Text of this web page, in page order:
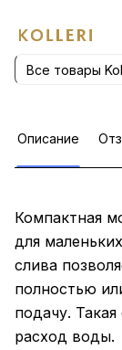
Все товары
Описание
Компактная
для
слива
полностью
подачу.
расход воды.